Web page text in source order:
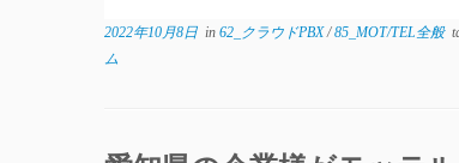
2022年10月8日 in 62_クラウドPBX/85_MOT/TEL全般
ム